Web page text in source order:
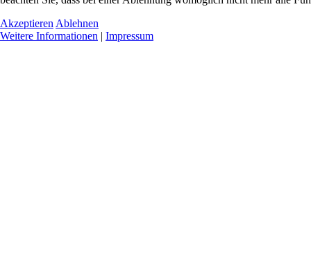
Akzeptieren Ablehnen
Weitere Informationen | Impressum